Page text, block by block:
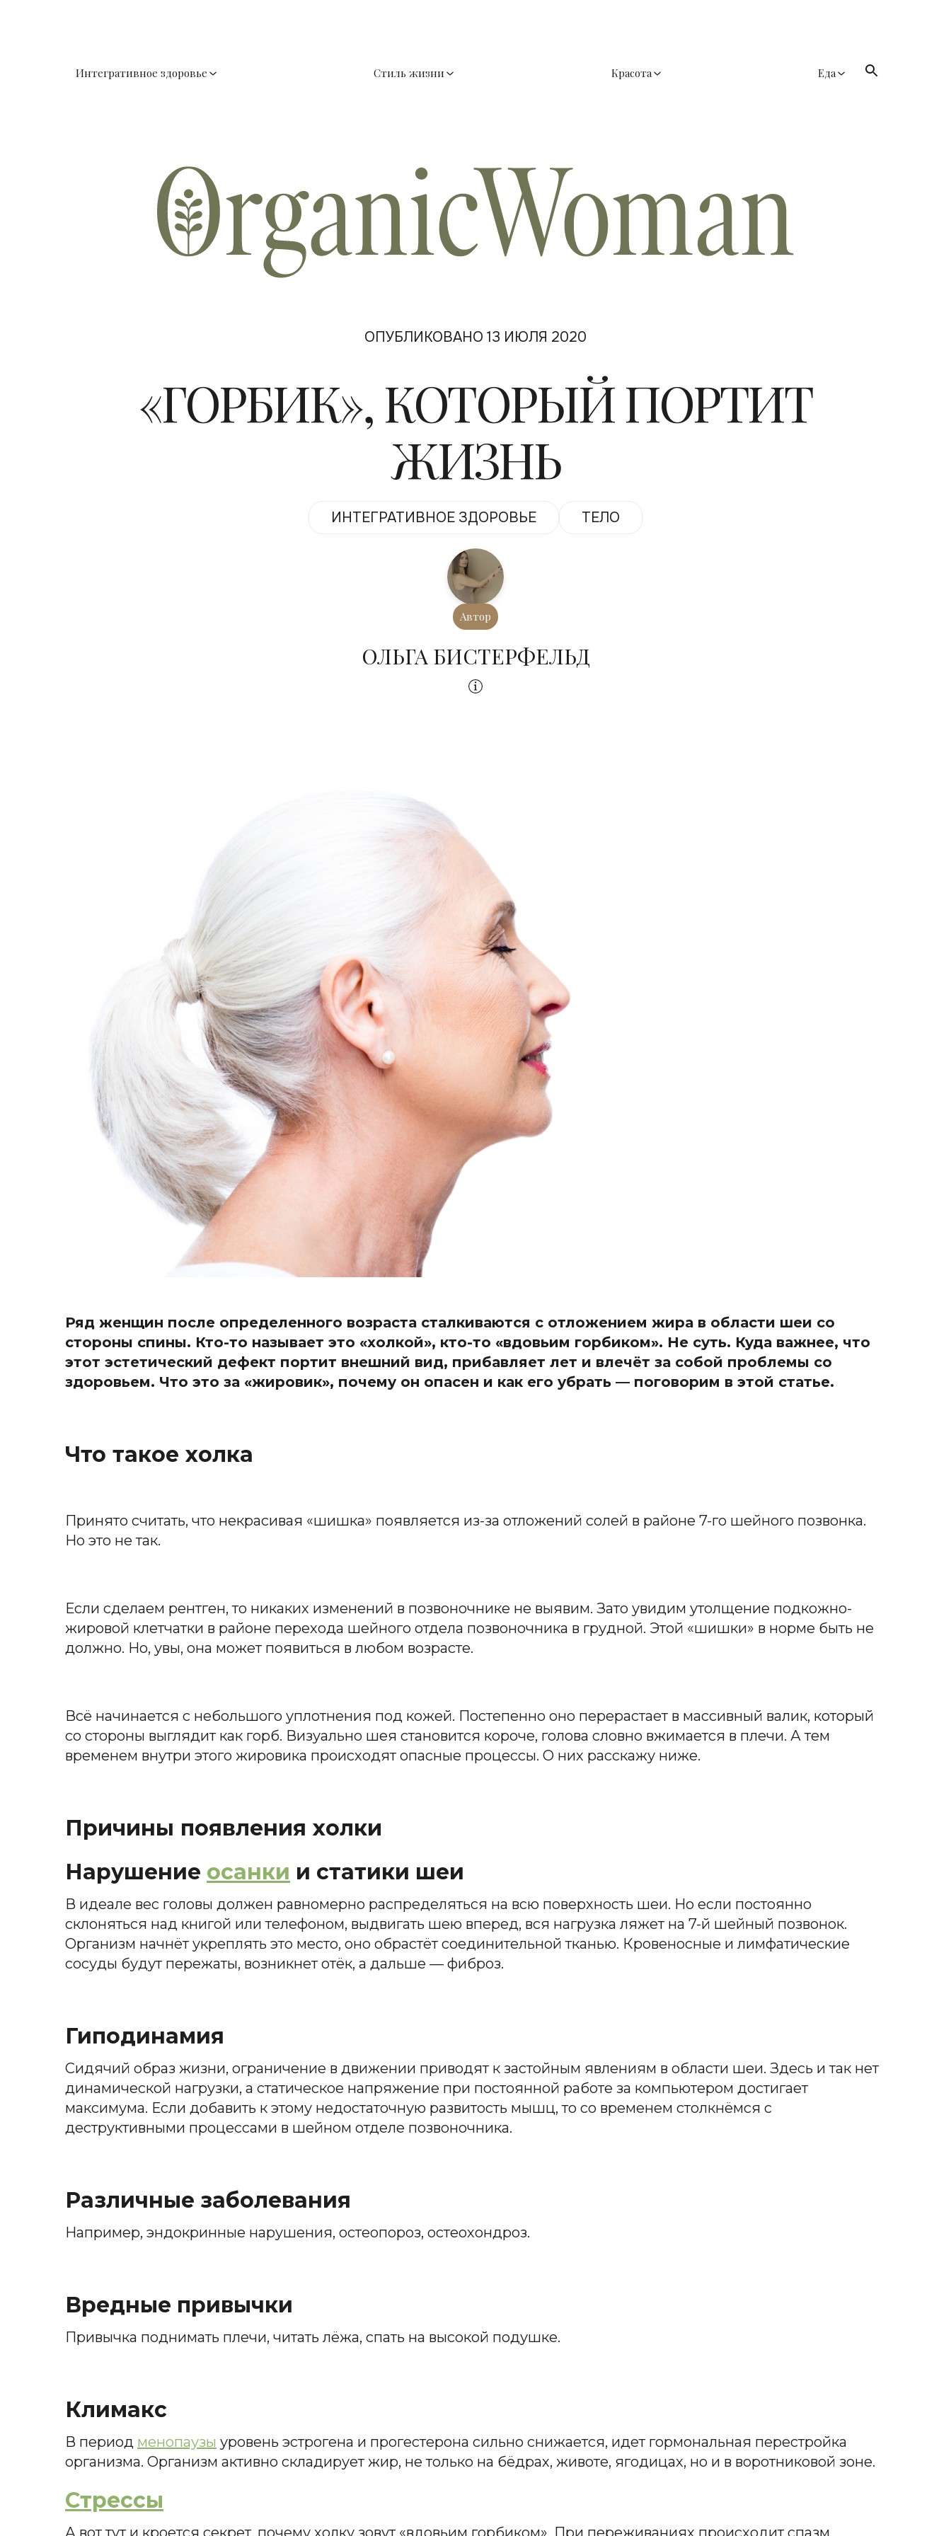
Интегративное здоровье Стиль жизни Красота Еда
ОПУБЛИКОВАНО 13 ИЮЛЯ 2020
«ГОРБИК», КОТОРЫЙ ПОРТИТ
ЖИЗНЬ
ИНТЕГРАТИВНОЕ ЗДОРОВЬЕ ТЕЛО
Автор
ОЛЬГА БИСТЕРФЕЛЬД
Ряд женщин после определенного возраста сталкиваются с отложением жира в области шеи со
стороны спины. Кто-то называет это «холкой», кто-то «вдовьим горбиком». Не суть. Куда важнее, что
этот эстетический дефект портит внешний вид, прибавляет лет и влечёт за собой проблемы со
здоровьем. Что это за «жировик», почему он опасен и как его убрать — поговорим в этой статье.
Что такое холка
Принято считать, что некрасивая «шишка» появляется из-за отложений солей в районе 7-го шейного позвонка.
Но это не так.
Если сделаем рентген, то никаких изменений в позвоночнике не выявим. Зато увидим утолщение подкожно-
жировой клетчатки в районе перехода шейного отдела позвоночника в грудной. Этой «шишки» в норме быть не
должно. Но, увы, она может появиться в любом возрасте.
Всё начинается с небольшого уплотнения под кожей. Постепенно оно перерастает в массивный валик, который
со стороны выглядит как горб. Визуально шея становится короче, голова словно вжимается в плечи. А тем
временем внутри этого жировика происходят опасные процессы. О них расскажу ниже.
Причины появления холки
Нарушение осанки и статики шеи
В идеале вес головы должен равномерно распределяться на всю поверхность шеи. Но если постоянно
склоняться над книгой или телефоном, выдвигать шею вперед, вся нагрузка ляжет на 7-й шейный позвонок.
Организм начнёт укреплять это место, оно обрастёт соединительной тканью. Кровеносные и лимфатические
сосуды будут пережаты, возникнет отёк, а дальше — фиброз.
Гиподинамия
Сидячий образ жизни, ограничение в движении приводят к застойным явлениям в области шеи. Здесь и так нет
динамической нагрузки, а статическое напряжение при постоянной работе за компьютером достигает
максимума. Если добавить к этому недостаточную развитость мышц, то со временем столкнёмся с
деструктивными процессами в шейном отделе позвоночника.
Различные заболевания
Например, эндокринные нарушения, остеопороз, остеохондроз.
Вредные привычки
Привычка поднимать плечи, читать лёжа, спать на высокой подушке.
Климакс
В период менопаузы уровень эстрогена и прогестерона сильно снижается, идет гормональная перестройка
организма. Организм активно складирует жир, не только на бёдрах, животе, ягодицах, но и в воротниковой зоне.
Стрессы